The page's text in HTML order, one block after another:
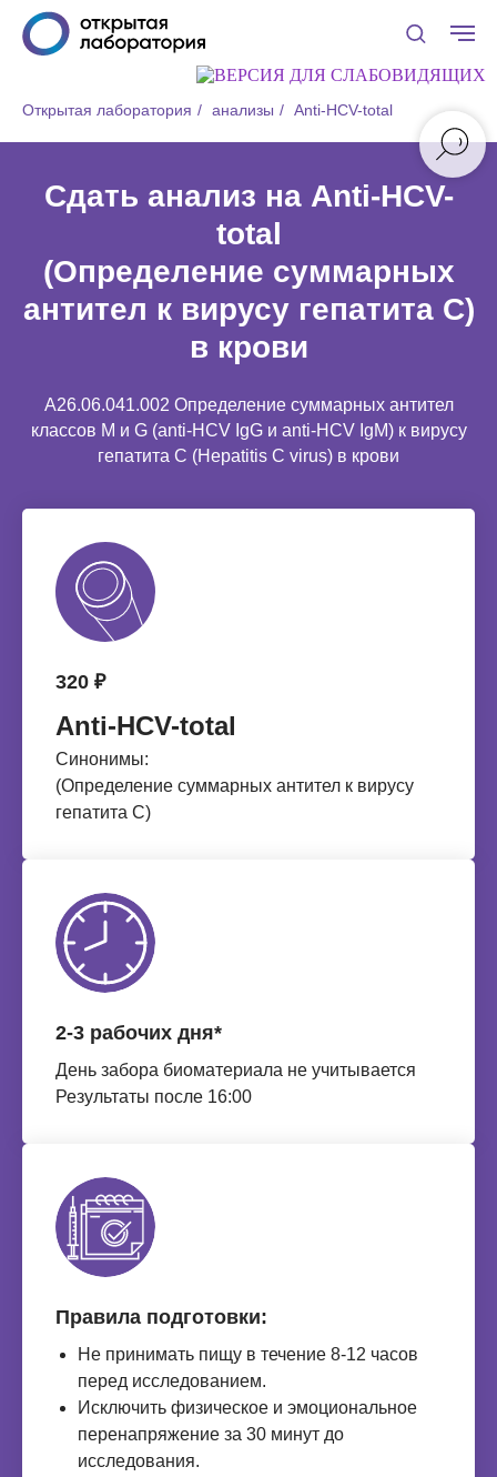
Открытая лаборатория / анализы / Anti-НCV-total
Сдать анализ на Anti-НCV-
total
(Определение суммарных
антител к вирусу гепатита С)
в крови
A26.06.041.002 Определение суммарных антител
классов M и G (anti-HCV IgG и anti-HCV IgM) к вирусу
гепатита C (Hepatitis C virus) в крови
320 ₽
Anti-НCV-total
Синонимы:
(Определение суммарных антител к вирусу
гепатита С)
2-3 рабочих дня*
День забора биоматериала не учитывается
Результаты после 16:00
Правила подготовки:
Не принимать пищу в течение 8-12 часов
перед исследованием.
Исключить физическое и эмоциональное
перенапряжение за 30 минут до
исследования.